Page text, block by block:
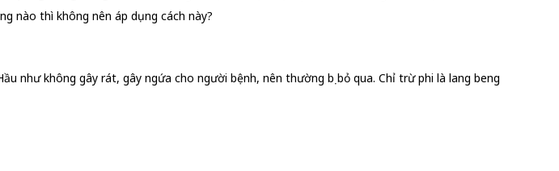
nào thì không nên áp dụng cách này?
như không gây rát, gây ngứa cho người bệnh, nên thường bị bỏ qua. Chỉ trừ phi là lang beng